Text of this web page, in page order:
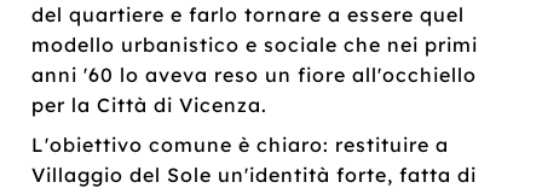
del quartiere e farlo tornare a essere quel
modello urbanistico e sociale che nei primi
anni '60 lo aveva reso un fiore all'occhiello
per la Città di Vicenza.
L'obiettivo comune è chiaro: restituire a
Villaggio del Sole un'identità forte, fatta di